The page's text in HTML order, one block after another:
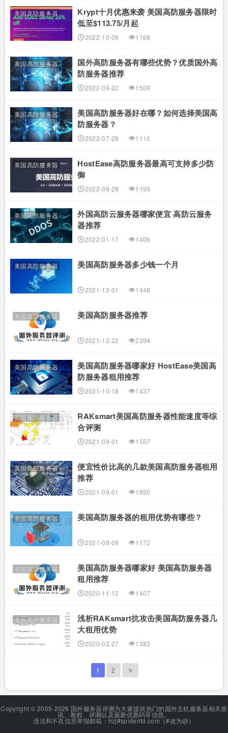
美国高防服务器
Krypt十月优惠来袭 美国高防服务器限时
低至$113.75/月起
2022-10-09 1168
美国高防服务器
国外高防服务器有哪些优势？优质国外高
防服务器推荐
2022-09-22 1509
美国高防服务器
美国高防服务器好在哪？如何选择美国高
防服务器？
2022-07-28 1110
美国高防服务器
HostEase高防服务器最高可支持多少防
御
2022-06-29 1193
美国高防服务器
外国高防云服务器哪家便宜 高防云服务
器推荐
2022-01-17 1406
美国高防服务器 美国高防服务器多少钱一个月
2021-12-31 1448
美国高防服务器 美国高防服务器推荐
2021-12-22 2394
美国高防服务器
美国高防服务器哪家好 HostEase美国高
防服务器租用推荐
2021-10-18 1437
美国高防服务器
RAKsmart美国高防服务器性能速度等综
合评测
2021-09-01 1557
美国高防服务器
便宜性价比高的几款美国高防服务器租用
推荐
2021-09-01 1650
美国高防服务器 美国高防服务器的租用优势有哪些？
2021-08-09 1172
美国高防服务器
美国高防服务器哪家好 美国高防服务器
租用推荐
2020-11-12 1407
美国高防服务器
浅析RAKsmart抗攻击美国高防服务器几
大租用优势
2020-02-27 1383
1 2
Copyright © 2005-2026 国外服务器评测为大家提供热门的国外主机服务器相关资
讯、教程、评测以及最新优惠码等信息。
违法和不良信息举报邮箱：hzj#spiderltd.com（#改为@）